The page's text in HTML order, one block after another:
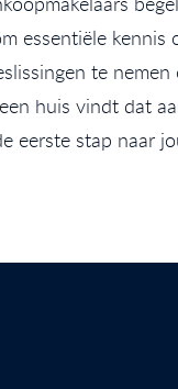
essentiële
te
huis vindt dat
eerste stap naar